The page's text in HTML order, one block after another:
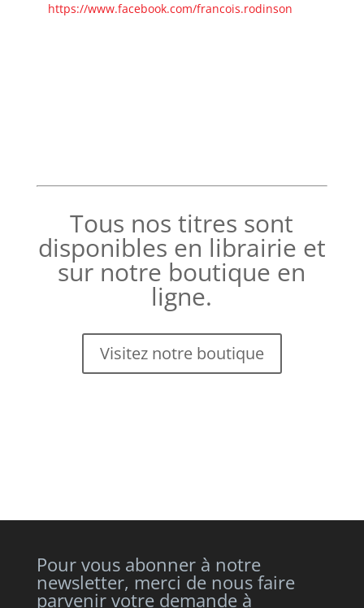
https://www.facebook.com/francois.rodinson
Tous nos titres sont
disponibles en librairie et
sur notre boutique en
ligne.
Visitez notre boutique
Pour vous abonner à notre
newsletter, merci de nous faire
parvenir votre demande à